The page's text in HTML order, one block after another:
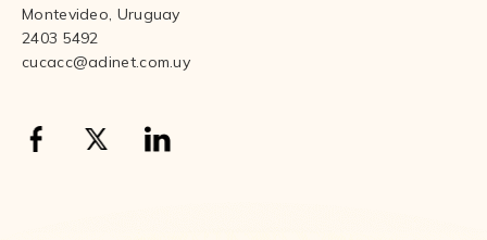
Montevideo, Uruguay
2403 5492
cucacc@adinet.com.uy